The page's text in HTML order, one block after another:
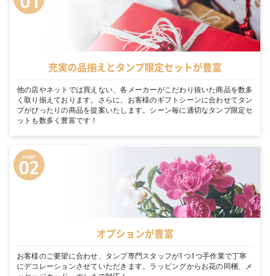
充実の品揃えとタンプ限定セットが豊富
他の店やネットでは買えない、各メーカーがこだわり抜いた商品を数多
く取り揃えております。さらに、お客様のギフトシーンに合わせてタン
プがぴったりの商品を提案いたします。シーン毎に適切なタンプ限定セ
ットも数多く豊富です！
オプションが豊富
お客様のご要望に合わせ、タンプ専門スタッフが1つ1つ手作業で丁寧
にデコレーションさせていただきます。ラッピングからお花の同梱、メ